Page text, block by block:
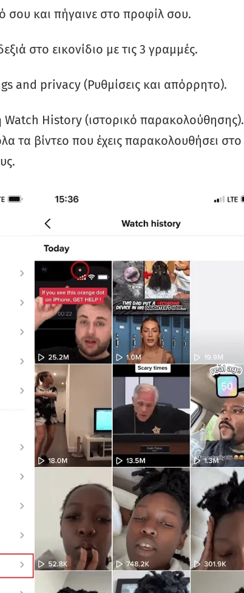
σου και πήγαινε στο προφίλ σου.
στο εικονίδιο με τις 3 γραμμές.
and privacy (Ρυθμίσεις και απόρρητο).
Watch History (ιστορικό παρακολούθησης).
τα βίντεο που έχεις παρακολουθήσει στο